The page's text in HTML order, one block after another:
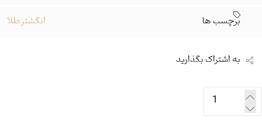
برچسب ها انگشتر طلا
به اشتراک بگذارید